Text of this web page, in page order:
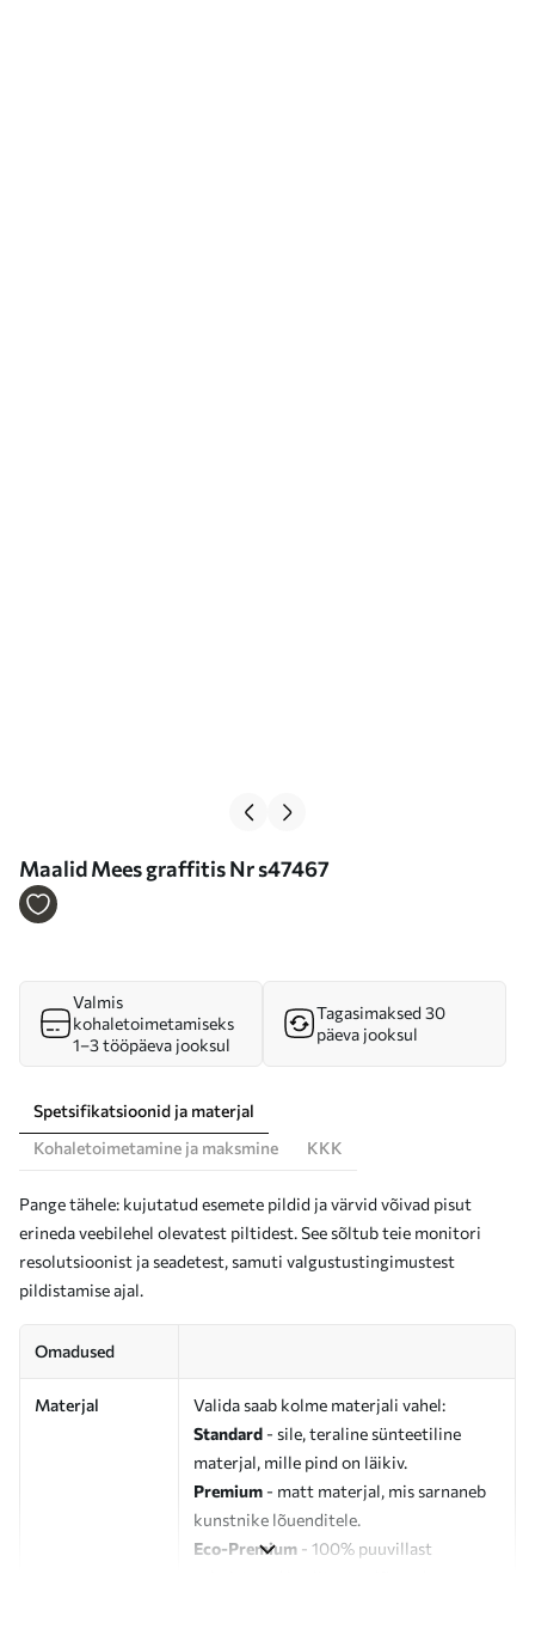
Maalid Mees graffitis Nr s47467
Valmis
kohaletoimetamiseks
1–3 tööpäeva jooksul
Tagasimaksed 30
päeva jooksul
Spetsifikatsioonid ja materjal
Kohaletoimetamine ja maksmine
KKK
Pange tähele: kujutatud esemete pildid ja värvid võivad pisut
erineda veebilehel olevatest piltidest. See sõltub teie monitori
resolutsioonist ja seadetest, samuti valgustustingimustest
pildistamise ajal.
Omadused
Materjal
Valida saab kolme materjali vahel:
Standard - sile, teraline sünteetiline
materjal, mille pind on läikiv.
Premium - matt materjal, mis sarnaneb
kunstnike lõuenditele.
Eco-Premium - 100% puuvillast